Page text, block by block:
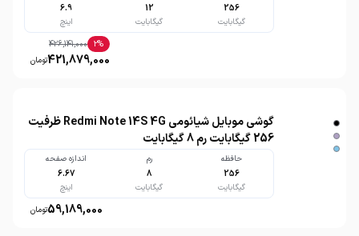
256
گیگابایت
12
گیگابایت
6.9
اینچ
2%
426,141,000
421,879,000تومان
گوشی موبایل شیائومی Redmi Note 14S 4G ظرفیت
256 گیگابایت رم 8 گیگابایت
حافظه
256
گیگابایت
رم
8
گیگابایت
اندازه صفحه
6.67
اینچ
59,189,000تومان